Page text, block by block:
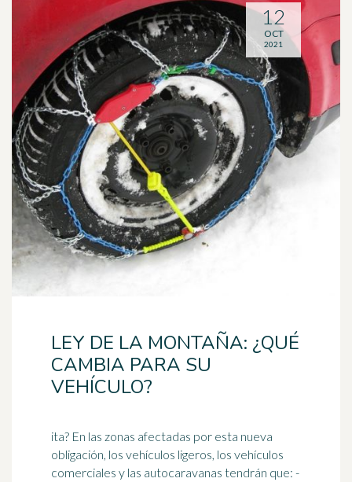
LEY DE LA MONTAÑA: ¿QUÉ
CAMBIA PARA SU
VEHÍCULO?
ita? En las zonas afectadas por esta nueva
obligación, los vehículos ligeros, los vehículos
comerciales y las autocaravanas tendrán que: -
12
OCT
2021